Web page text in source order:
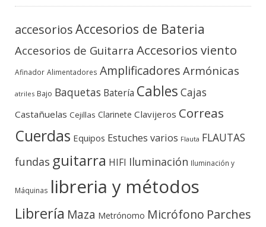
accesoriosAccesorios de Bateria
Accesorios de Guitarra Accesorios viento
Afinador Alimentadores Amplificadores Armónicas
atriles Bajo Baquetas Batería Cables Cajas
Castañuelas Cejillas Clarinete Clavijeros Correas
Cuerdas Equipos Estuches varios Flauta FLAUTAS
fundas guitarra HIFI Iluminación Iluminación y
Máquinas libreria y métodos
Librería Maza Metrónomo Micrófono Parches